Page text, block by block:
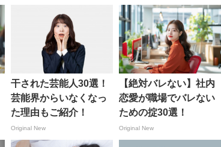
干された芸能人30選！
芸能界からいなくなっ
た理由もご紹介！
Original New
【絶対バレない】社内
恋愛が職場でバレない
ための掟30選！
Original New